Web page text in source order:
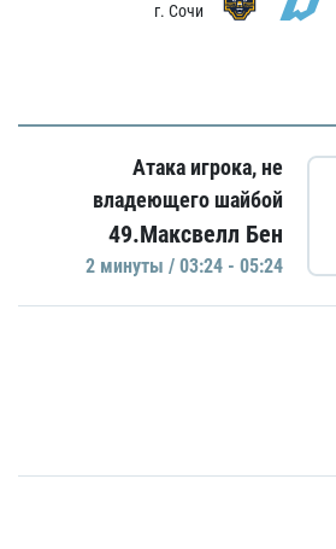
г. Сочи
Атака игрока, не
владеющего шайбой
49.Максвелл Бен
2 минуты / 03:24 - 05:24